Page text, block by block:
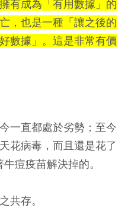
有成為「有用數據」的
，也是一種「讓之後的
數據」。這是非常有價
一直都處於劣勢；至今
花病毒，而且還是花了
痘疫苗解決掉的。
共存。